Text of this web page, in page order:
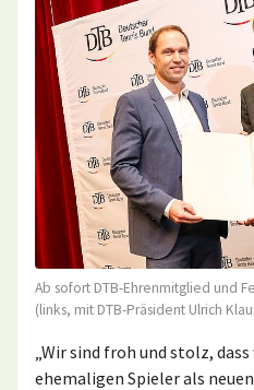
Ab sofort DTB-Ehrenmitglied und
(links, mit DTB-Präsident Ulrich
„Wir sind froh und stolz,
ehemaligen Spieler als